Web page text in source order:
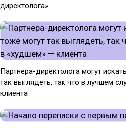
директолога»
Партнера-директолога могут
так выглядеть, так что в лучшем
клиента